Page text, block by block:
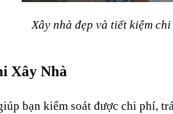
Xây nhà đẹp và tiết kiệm
Xây Nhà
bạn kiểm soát được chi phí,